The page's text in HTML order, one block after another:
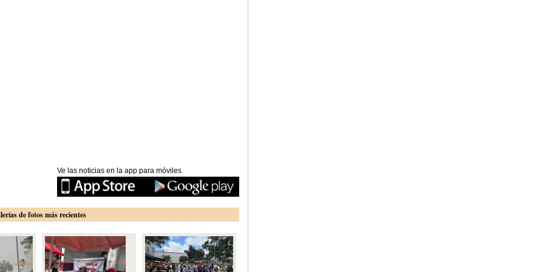
Ve las noticias en la app para móviles
de fotos más recientes